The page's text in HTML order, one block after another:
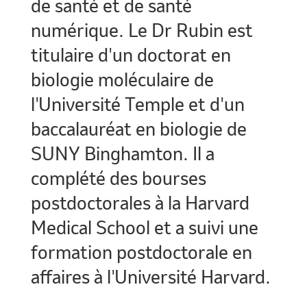
de santé et de santé
numérique. Le Dr Rubin est
titulaire d'un doctorat en
biologie moléculaire de
l'Université Temple et d'un
baccalauréat en biologie de
SUNY Binghamton. Il a
complété des bourses
postdoctorales à la Harvard
Medical School et a suivi une
formation postdoctorale en
affaires à l'Université Harvard.